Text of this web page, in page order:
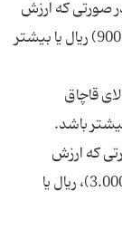
صورتی که ارزش
کالای قاچاق مکشوفه نهصد میلیون (900.000.000) ریال یا بیشتر
قاچاق
که ارزش
کالاهای قاچاق مکشوفه سه میلیارد (3.000.000.000)، ریال یا